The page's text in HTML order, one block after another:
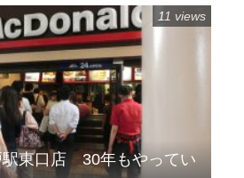
駅東口店 30年もやってい
11 views